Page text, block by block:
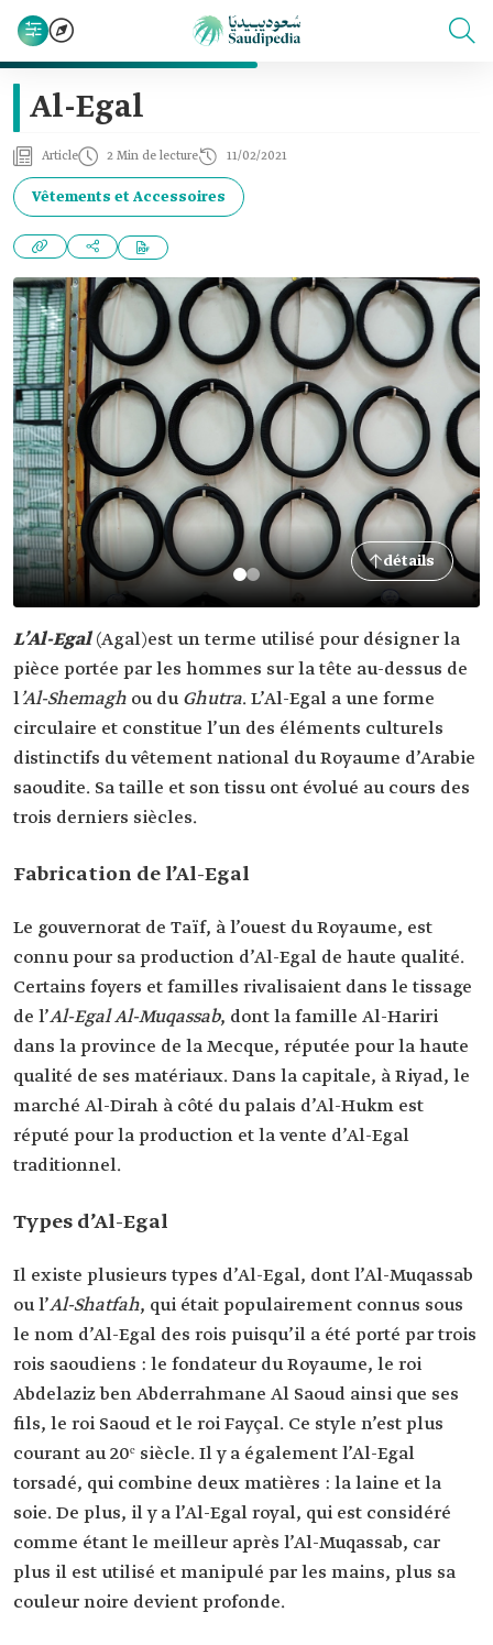
Al-Egal
Article 2 Min de lecture 11/02/2021
Vêtements et Accessoires
détails
L’Al-Egal(Agal)est un terme utilisé pour désigner la
pièce portée par les hommes sur la tête au-dessus de
l’Al-Shemagh ou du Ghutra. L’Al-Egal a une forme
circulaire et constitue l’un des éléments culturels
distinctifs du vêtement national du Royaume d’Arabie
saoudite. Sa taille et son tissu ont évolué au cours des
trois derniers siècles.
Fabrication de l’Al-Egal
Le gouvernorat de Taïf, à l’ouest du Royaume, est
connu pour sa production d’Al-Egal de haute qualité.
Certains foyers et familles rivalisaient dans le tissage
de l’Al-Egal Al-Muqassab, dont la famille Al-Hariri
dans la province de la Mecque, réputée pour la haute
qualité de ses matériaux. Dans la capitale, à Riyad, le
marché Al-Dirah à côté du palais d’Al-Hukm est
réputé pour la production et la vente d’Al-Egal
traditionnel.
Types d’Al-Egal
Il existe plusieurs types d’Al-Egal, dont l’Al-Muqassab
ou l’Al-Shatfah, qui était populairement connus sous
le nom d’Al-Egal des rois puisqu’il a été porté par trois
rois saoudiens : le fondateur du Royaume, le roi
Abdelaziz ben Abderrahmane Al Saoud ainsi que ses
fils, le roi Saoud et le roi Fayçal. Ce style n’est plus
courant au 20ᵉ siècle. Il y a également l’Al-Egal
torsadé, qui combine deux matières : la laine et la
soie. De plus, il y a l’Al-Egal royal, qui est considéré
comme étant le meilleur après l’Al-Muqassab, car
plus il est utilisé et manipulé par les mains, plus sa
couleur noire devient profonde.